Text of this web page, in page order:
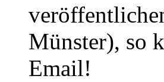
Münster), so
Email!